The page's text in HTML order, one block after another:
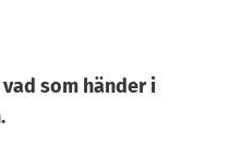
som händer i